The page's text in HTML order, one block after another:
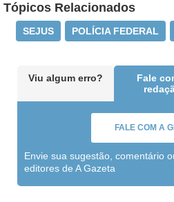
Tópicos Relacionados
SEJUS POLÍCIA FEDERAL
Viu algum erro?
Fale
FALE COM A
Envie sua sugestão, comentário
editores de A Gazeta